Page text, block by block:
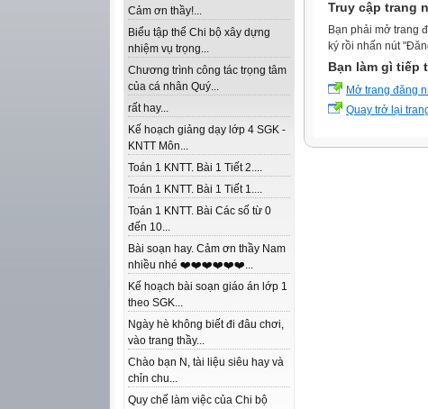
Cảm ơn thầy!...
Biểu tập thể Chi bộ xây dựng
nhiệm vụ trọng...
Chương trình công tác trọng tâm
của cá nhân Quý...
rất hay...
Kế hoạch giảng dạy lớp 4 SGK -
KNTT Môn...
Toán 1 KNTT. Bài 1 Tiết 2....
Toán 1 KNTT. Bài 1 Tiết 1....
Toán 1 KNTT. Bài Các số từ 0
đến 10...
Bài soạn hay. Cảm ơn thầy Nam
nhiều nhé ❤️❤️❤️❤️❤️❤️...
Kế hoạch bài soạn giáo án lớp 1
theo SGK...
Ngày hè không biết đi đâu chơi,
vào trang thầy...
Chào bạn N, tài liệu siêu hay và
chỉn chu...
Quy chế làm việc của Chi bộ
Truy cập trang
Bạn phải mở trang
ký rồi nhấn nút
Bạn làm gì tiếp
Mở trang đăng
Quay trở lại